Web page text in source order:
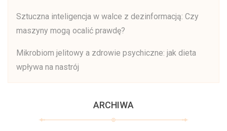
Sztuczna inteligencja w walce z dezinformacją: Czy
maszyny mogą ocalić prawdę?
Mikrobiom jelitowy a zdrowie psychiczne: jak dieta
wpływa na nastrój
ARCHIWA